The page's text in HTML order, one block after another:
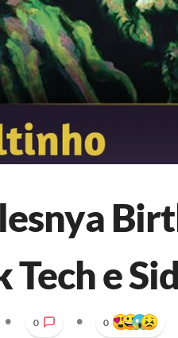
Tech e
• 0 • 0